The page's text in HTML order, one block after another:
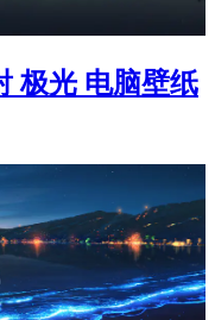
极光 电脑壁纸